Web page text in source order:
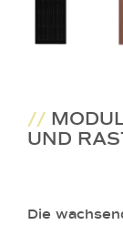
//
ND
Die